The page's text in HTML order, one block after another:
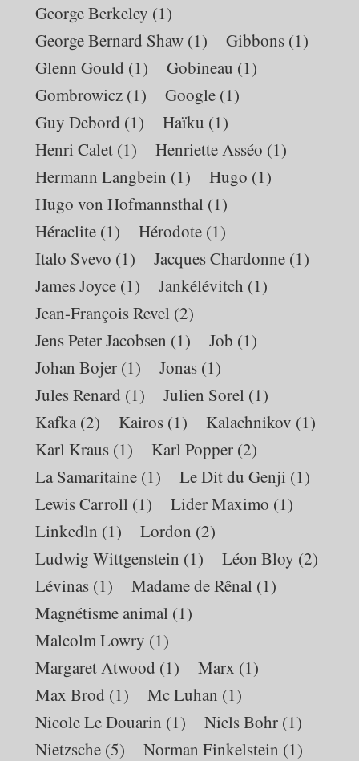
George Berkeley (1)
George Bernard Shaw (1) Gibbons (1)
Glenn Gould (1) Gobineau (1)
Gombrowicz (1) Google (1)
Guy Debord (1) Haïku (1)
Henri Calet (1) Henriette Asséo (1)
Hermann Langbein (1) Hugo (1)
Hugo von Hofmannsthal (1)
Héraclite (1) Hérodote (1)
Italo Svevo (1) Jacques Chardonne (1)
James Joyce (1) Jankélévitch (1)
Jean-François Revel (2)
Jens Peter Jacobsen (1) Job (1)
Johan Bojer (1) Jonas (1)
Jules Renard (1) Julien Sorel (1)
Kafka (2) Kairos (1) Kalachnikov (1)
Karl Kraus (1) Karl Popper (2)
La Samaritaine (1) Le Dit du Genji (1)
Lewis Carroll (1) Lider Maximo (1)
Linkedln (1) Lordon (2)
Ludwig Wittgenstein (1) Léon Bloy (2)
Lévinas (1) Madame de Rênal (1)
Magnétisme animal (1)
Malcolm Lowry (1)
Margaret Atwood (1) Marx (1)
Max Brod (1) Mc Luhan (1)
Nicole Le Douarin (1) Niels Bohr (1)
Nietzsche (5) Norman Finkelstein (1)